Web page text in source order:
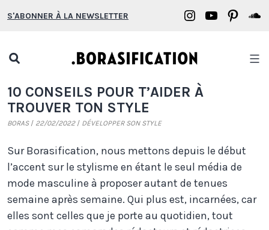
au
S'ABONNER À LA NEWSLETTER
Borasification
popup
10 CONSEILS POUR T’AIDER À
TROUVER TON STYLE
BORAS 22/02/2022 DÉVELOPPER SON STYLE
Sur Borasification, nous mettons depuis le début
l’accent sur le stylisme en étant le seul média de
mode masculine à proposer autant de tenues
semaine après semaine. Qui plus est, incarnées, car
elles sont celles que je porte au quotidien, tout